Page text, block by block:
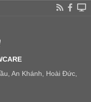
An Khánh, Hoài Đức,